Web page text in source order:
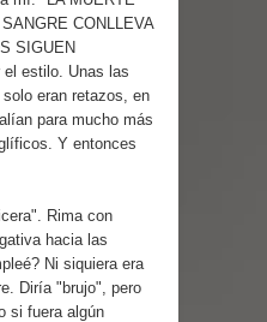
CONLLEVA
SIGUEN
estilo. Unas las
eran retazos, en
para mucho más
Y entonces
Rima con
hacia las
Ni siquiera era
Diría "brujo", pero
si fuera algún